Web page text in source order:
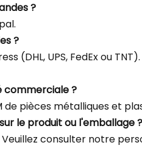
?
?
(DHL, UPS, FedEx ou
commerciale ?
de pièces métalliques et
le produit ou l'emballage ?
consulter notre